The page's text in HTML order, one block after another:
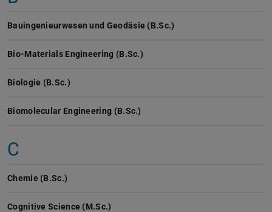
Bauingenieurwesen und Geodäsie (B.Sc.)
Bio-Materials Engineering (B.Sc.)
Biologie (B.Sc.)
Biomolecular Engineering (B.Sc.)
C
Chemie (B.Sc.)
Cognitive Science (M.Sc.)